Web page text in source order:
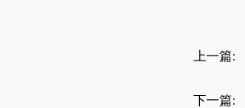
上一篇:
下一篇: